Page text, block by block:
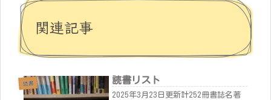
関連記事
読書 読書リスト
2025年3月23日更新計252冊書誌名著